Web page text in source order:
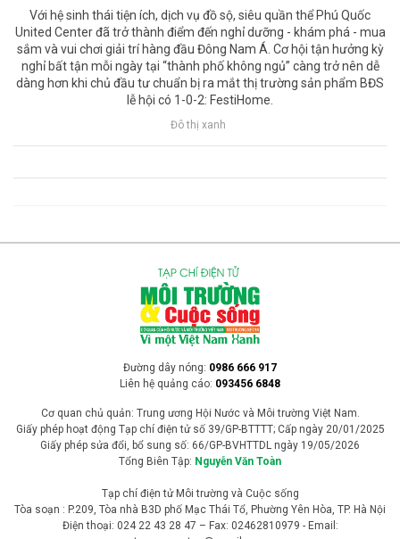
Với hệ sinh thái tiện ích, dịch vụ đồ sộ, siêu quần thể Phú Quốc
United Center đã trở thành điểm đến nghỉ dưỡng - khám phá - mua
sắm và vui chơi giải trí hàng đầu Đông Nam Á. Cơ hội tận hưởng kỳ
nghỉ bất tận mỗi ngày tại “thành phố không ngủ” càng trở nên dễ
dàng hơn khi chủ đầu tư chuẩn bị ra mắt thị trường sản phẩm BĐS
lễ hội có 1-0-2: FestiHome.
Đô thị xanh
Đường dây nóng: 0986 666 917
Liên hệ quảng cáo: 093456 6848
Cơ quan chủ quản: Trung ương Hội Nước và Môi trường Việt Nam.
Giấy phép hoạt động Tạp chí điện tử số 39/GP-BTTTT; Cấp ngày 20/01/2025
Giấy phép sửa đổi, bổ sung số: 66/GP-BVHTTDL ngày 19/05/2026
Tổng Biên Tập: Nguyễn Văn Toàn
Tạp chí điện tử Môi trường và Cuộc sống
Tòa soạn : P.209, Tòa nhà B3D phố Mạc Thái Tổ, Phường Yên Hòa, TP. Hà Nội
Điện thoại: 024 22 43 28 47 – Fax: 02462810979 - Email: